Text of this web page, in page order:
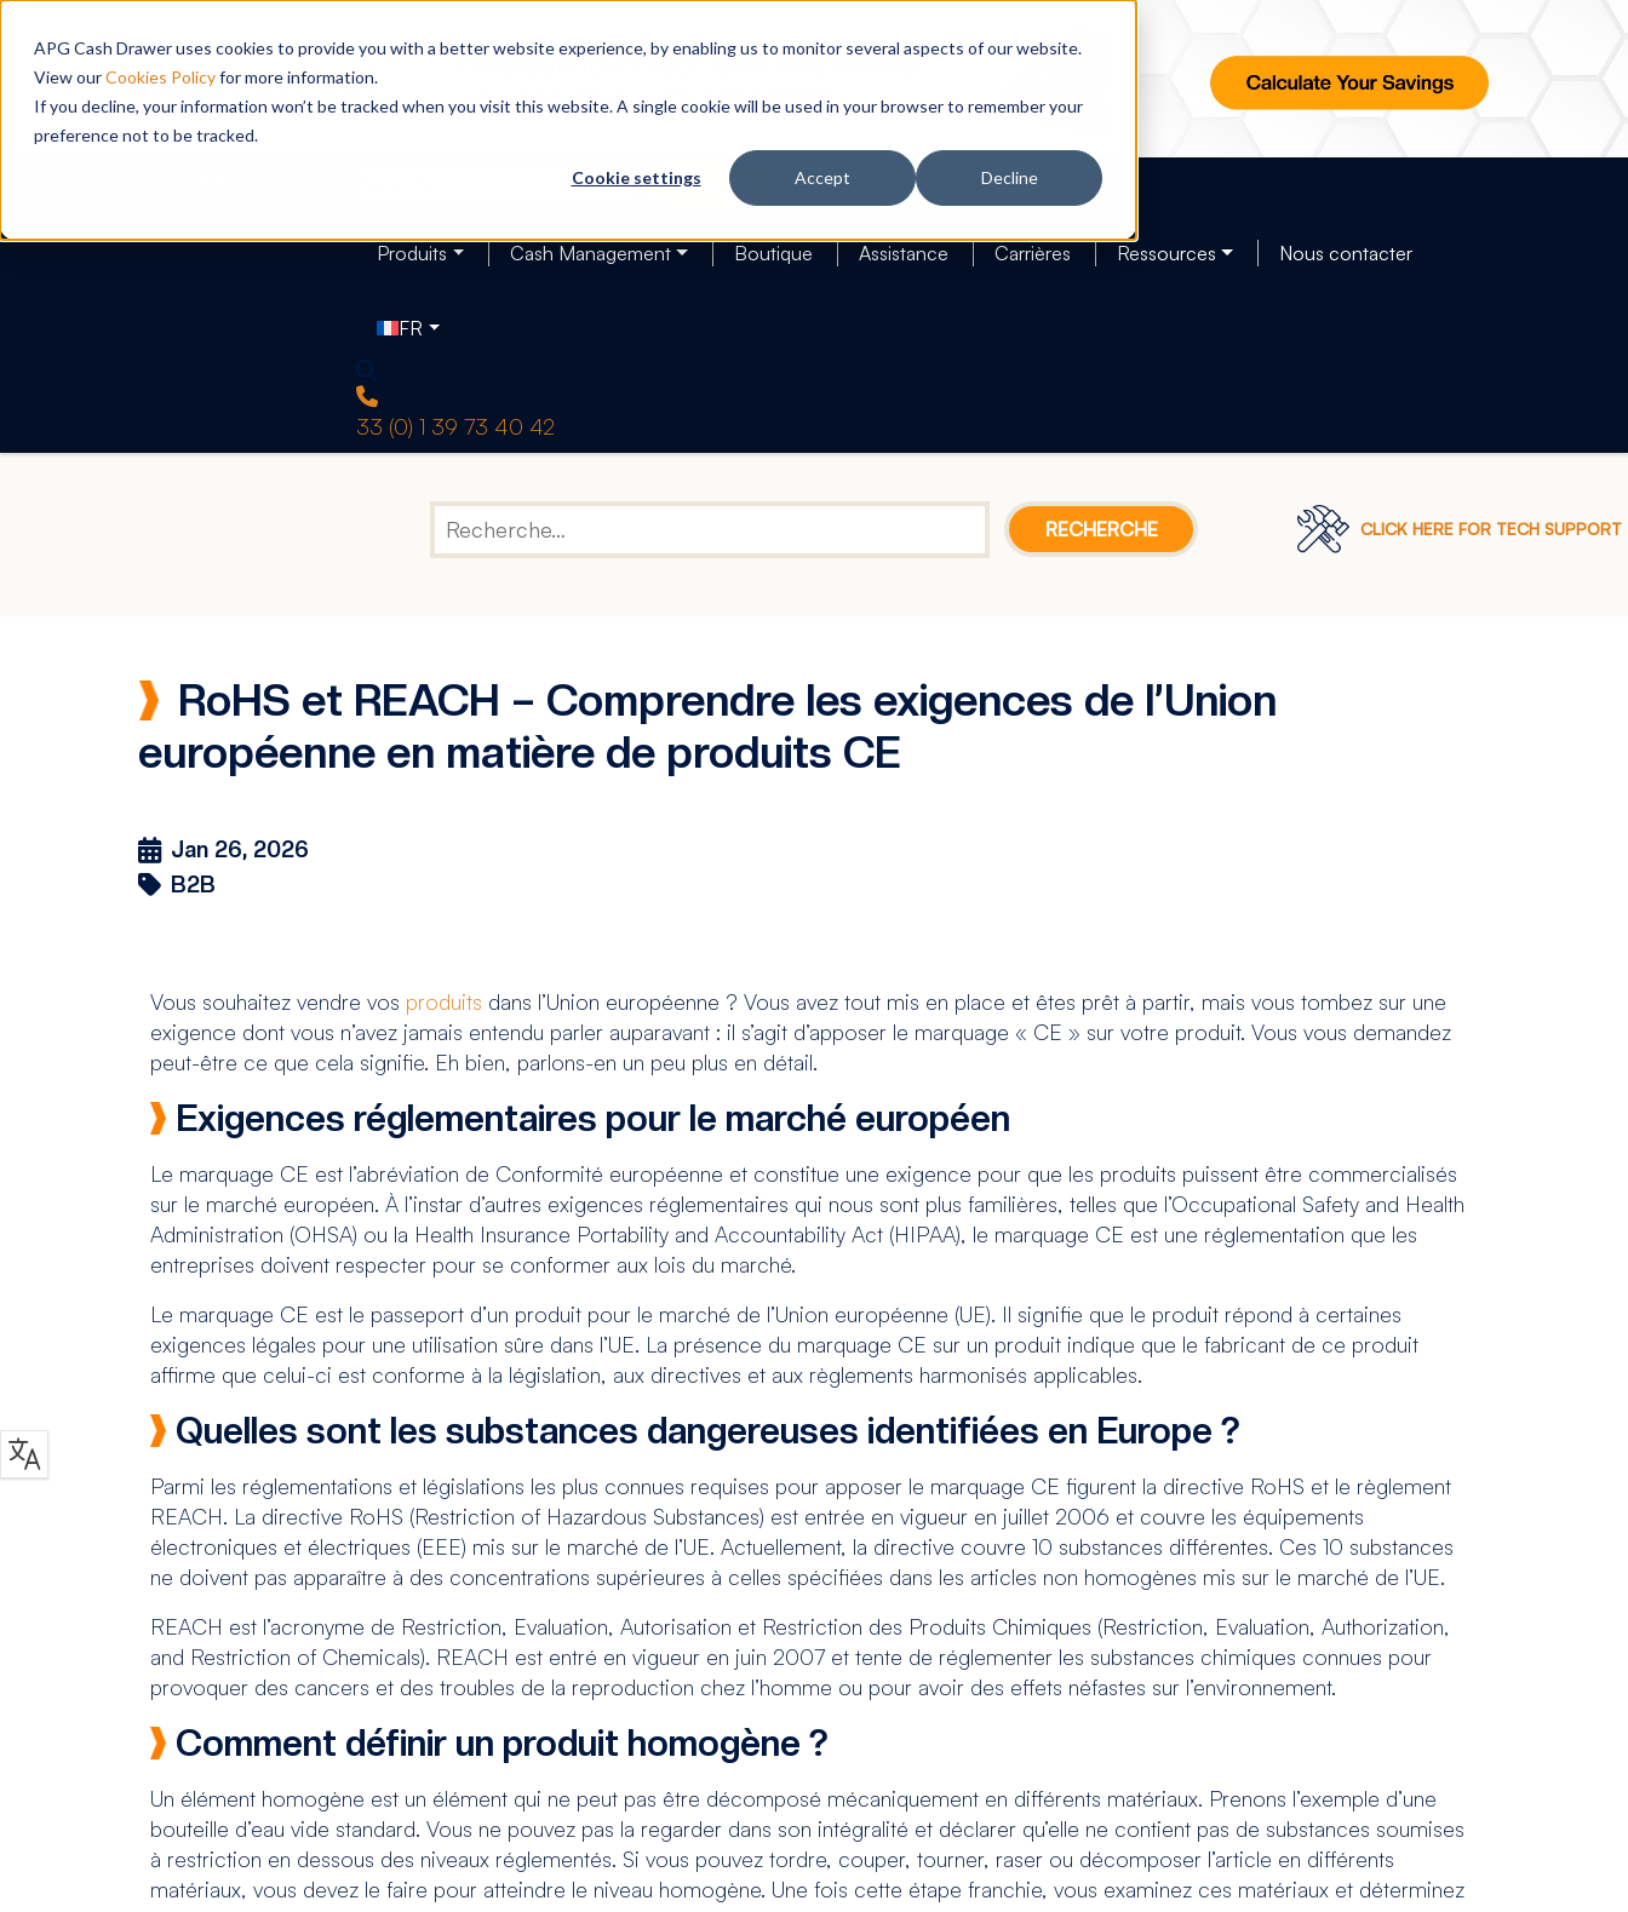
APG Cash Drawer uses cookies to provide you with a better website experience, by enabling us to monitor several aspects of our website.
View ourCookies Policyfor more information.
If you decline, your information won’t be tracked when you visit this website. A single cookie will be used in your browser to remember your
preference not to be tracked.
Cookie settings Accept Decline
Search
Produits Cash Management Boutique Assistance Carrières Ressources Nous contacter
FR
33 (0) 1 39 73 40 42
CLICK HERE FOR TECH SUPPORT
RoHS et REACH – Comprendre les exigences de l’Union
européenne en matière de produits CE
Jan 26, 2026
B2B
Vous souhaitez vendre vos produits dans l’Union européenne ? Vous avez tout mis en place et êtes prêt à partir, mais vous tombez sur une
exigence dont vous n’avez jamais entendu parler auparavant : il s’agit d’apposer le marquage « CE » sur votre produit. Vous vous demandez
peut-être ce que cela signifie. Eh bien, parlons-en un peu plus en détail.
Exigences réglementaires pour le marché européen
Le marquage CE est l’abréviation de Conformité européenne et constitue une exigence pour que les produits puissent être commercialisés
sur le marché européen. À l’instar d’autres exigences réglementaires qui nous sont plus familières, telles que l’Occupational Safety and Health
Administration (OHSA) ou la Health Insurance Portability and Accountability Act (HIPAA), le marquage CE est une réglementation que les
entreprises doivent respecter pour se conformer aux lois du marché.
Le marquage CE est le passeport d’un produit pour le marché de l’Union européenne (UE). Il signifie que le produit répond à certaines
exigences légales pour une utilisation sûre dans l’UE. La présence du marquage CE sur un produit indique que le fabricant de ce produit
affirme que celui-ci est conforme à la législation, aux directives et aux règlements harmonisés applicables.
Quelles sont les substances dangereuses identifiées en Europe ?
Parmi les réglementations et législations les plus connues requises pour apposer le marquage CE figurent la directive RoHS et le règlement
REACH. La directive RoHS (Restriction of Hazardous Substances) est entrée en vigueur en juillet 2006 et couvre les équipements
électroniques et électriques (EEE) mis sur le marché de l’UE. Actuellement, la directive couvre 10 substances différentes. Ces 10 substances
ne doivent pas apparaître à des concentrations supérieures à celles spécifiées dans les articles non homogènes mis sur le marché de l’UE.
REACH est l’acronyme de Restriction, Evaluation, Autorisation et Restriction des Produits Chimiques (Restriction, Evaluation, Authorization,
and Restriction of Chemicals). REACH est entré en vigueur en juin 2007 et tente de réglementer les substances chimiques connues pour
provoquer des cancers et des troubles de la reproduction chez l’homme ou pour avoir des effets néfastes sur l’environnement.
Comment définir un produit homogène ?
Un élément homogène est un élément qui ne peut pas être décomposé mécaniquement en différents matériaux. Prenons l’exemple d’une
bouteille d’eau vide standard. Vous ne pouvez pas la regarder dans son intégralité et déclarer qu’elle ne contient pas de substances soumises
à restriction en dessous des niveaux réglementés. Si vous pouvez tordre, couper, tourner, raser ou décomposer l’article en différents
matériaux, vous devez le faire pour atteindre le niveau homogène. Une fois cette étape franchie, vous examinez ces matériaux et déterminez